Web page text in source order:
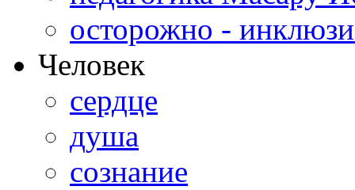
осторожно -
Человек
сердце
душа
сознание